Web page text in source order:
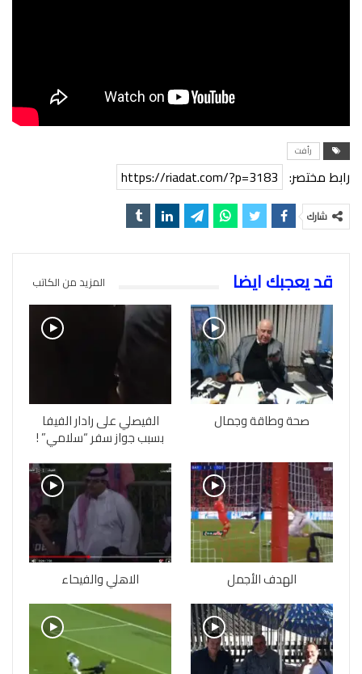
رأفت
رابط مختصر: https://riadat.com/?p=3183
شارك
قد يعجبك ايضا المزيد من الكاتب
صحة وطاقة وجمال الفيصلي على رادار الفيفا
بسبب جواز سفر “سلامي” !
الهدف الأجمل الاهلي والفيحاء